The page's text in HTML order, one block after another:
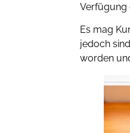
Verfügung
Es mag
jedoch
worden